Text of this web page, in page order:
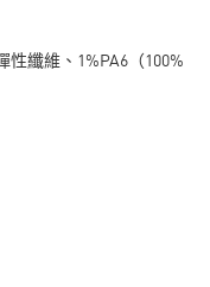
性纖維、1%PA6（100%